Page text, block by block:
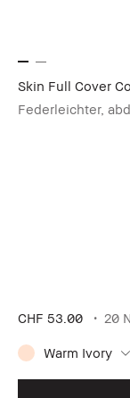
Skin Full Cover
Federleichter,
CHF 53.00 20
Warm Ivory